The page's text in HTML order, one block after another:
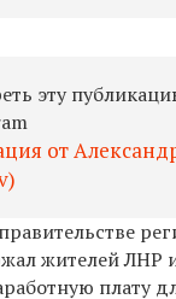
эту
от
жителей ЛНР
плату